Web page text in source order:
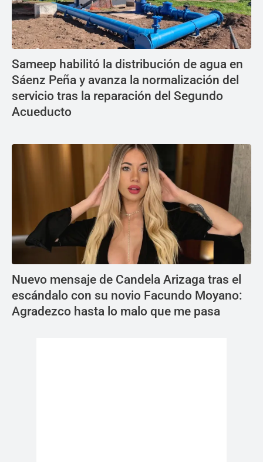
Sameep habilitó la distribución de agua en
Sáenz Peña y avanza la normalización del
servicio tras la reparación del Segundo
Acueducto
Nuevo mensaje de Candela Arizaga tras el
escándalo con su novio Facundo Moyano:
Agradezco hasta lo malo que me pasa